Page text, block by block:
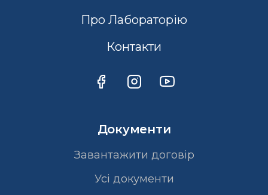
Про Лабораторію
Контакти
Документи
Завантажити договір
Усі документи